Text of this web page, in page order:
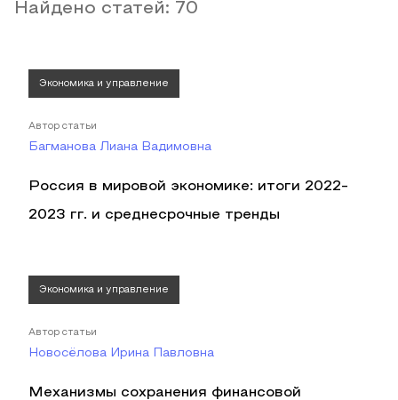
Найдено статей: 70
Экономика и управление
Автор статьи
Багманова Лиана Вадимовна
Россия в мировой экономике: итоги 2022-
2023 гг. и среднесрочные тренды
Экономика и управление
Автор статьи
Новосёлова Ирина Павловна
Механизмы сохранения финансовой